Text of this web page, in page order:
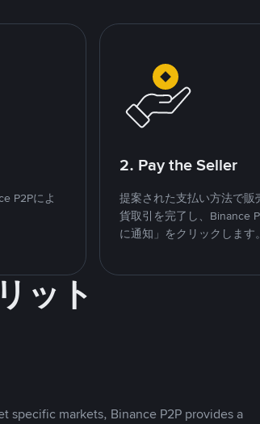
P2Pによ
2. Pay the Seller
提案された支払い方法で販
貨取引を完了し、Binance
に通知」をクリックします。
ット
specific markets, Binance P2P provides a